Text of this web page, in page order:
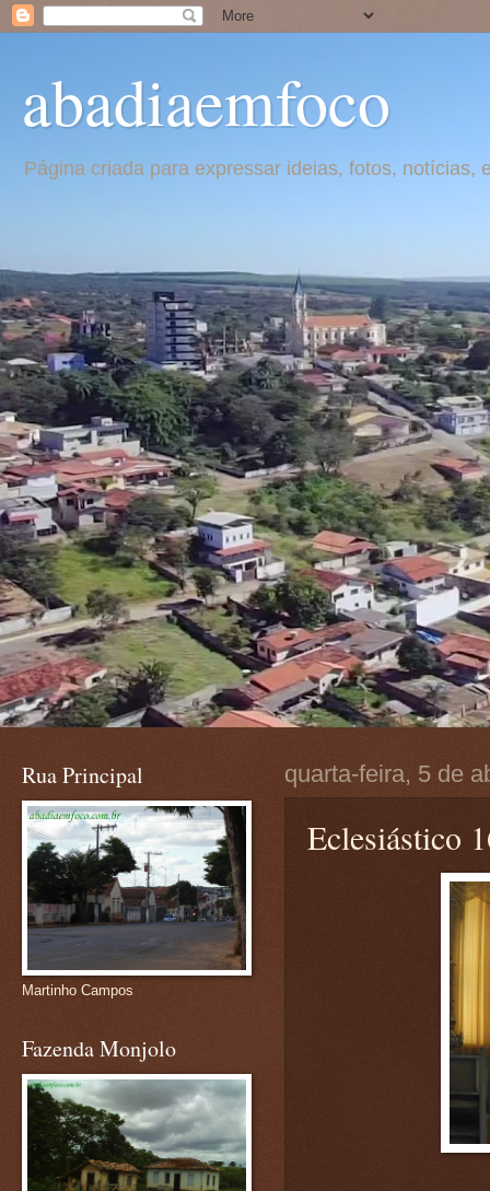
abadiaemfoco
Página criada para expressar ideias, fotos,
quarta-feira, 5 de
Eclesiástico
Rua Principal
Martinho Campos
Fazenda Monjolo